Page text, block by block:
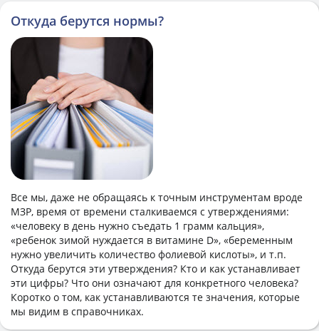
Откуда берутся нормы?
Все мы, даже не обращаясь к точным инструментам вроде
МЗР, время от времени сталкиваемся с утверждениями:
«человеку в день нужно съедать 1 грамм кальция»,
«ребенок зимой нуждается в витамине D», «беременным
нужно увеличить количество фолиевой кислоты», и т.п.
Откуда берутся эти утверждения? Кто и как устанавливает
эти цифры? Что они означают для конкретного человека?
Коротко о том, как устанавливаются те значения, которые
мы видим в справочниках.